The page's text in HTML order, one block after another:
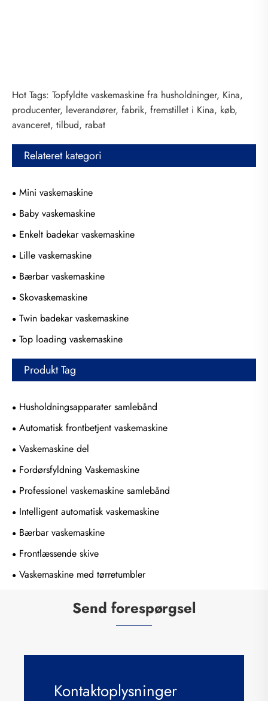
Hot Tags: Topfyldte vaskemaskine fra husholdninger, Kina,
producenter, leverandører, fabrik, fremstillet i Kina, køb,
avanceret, tilbud, rabat
Relateret kategori
Mini vaskemaskine
Baby vaskemaskine
Enkelt badekar vaskemaskine
Lille vaskemaskine
Bærbar vaskemaskine
Skovaskemaskine
Twin badekar vaskemaskine
Top loading vaskemaskine
Produkt Tag
Husholdningsapparater samlebånd
Automatisk frontbetjent vaskemaskine
Vaskemaskine del
Fordørsfyldning Vaskemaskine
Professionel vaskemaskine samlebånd
Intelligent automatisk vaskemaskine
Bærbar vaskemaskine
Frontlæssende skive
Vaskemaskine med tørretumbler
Send forespørgsel
Kontaktoplysninger